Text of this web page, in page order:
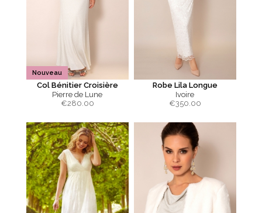
Nouveau
Col Bénitier Croisière
Pierre de Lune
€280.00
Robe Lila Longue
Ivoire
€350.00